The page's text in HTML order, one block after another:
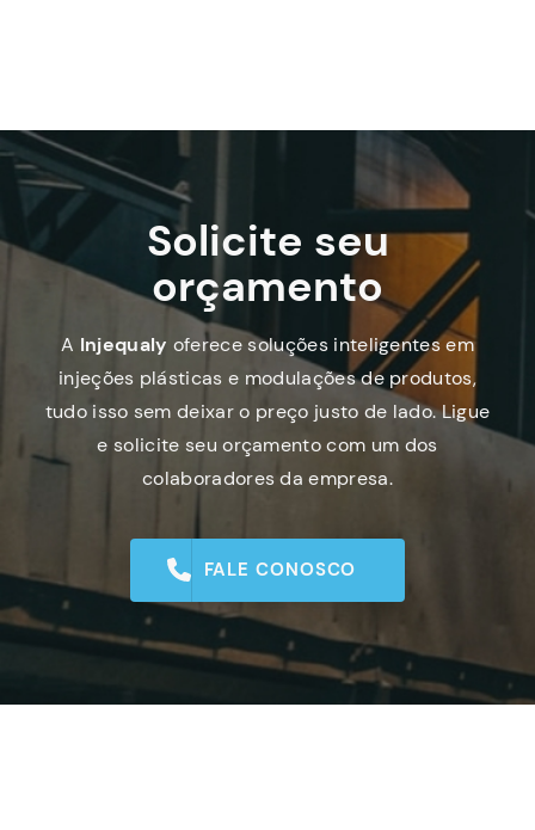
Solicite seu
orçamento
A Injequaly oferece soluções inteligentes em
injeções plásticas e modulações de produtos,
tudo isso sem deixar o preço justo de lado. Ligue
e solicite seu orçamento com um dos
colaboradores da empresa.
FALE CONOSCO